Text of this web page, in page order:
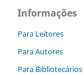
Informações
Para Leitores
Para Autores
Para Bibliotecários